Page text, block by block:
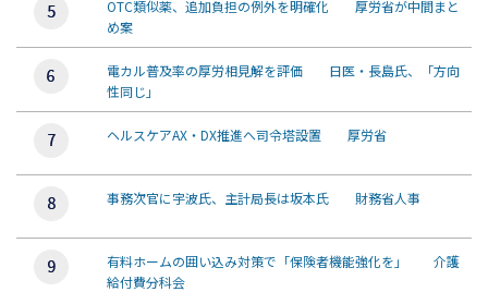
OTC類似薬、追加負担の例外を明確化 厚労省が中間まと
め案
電カル普及率の厚労相見解を評価 日医・長島氏、「方向
性同じ」
ヘルスケアAX・DX推進へ司令塔設置 厚労省
事務次官に宇波氏、主計局長は坂本氏 財務省人事
有料ホームの囲い込み対策で「保険者機能強化を」 介護
給付費分科会